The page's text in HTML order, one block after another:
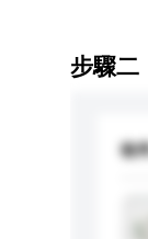
步驟二
收